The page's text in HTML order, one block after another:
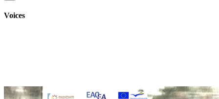
Voices